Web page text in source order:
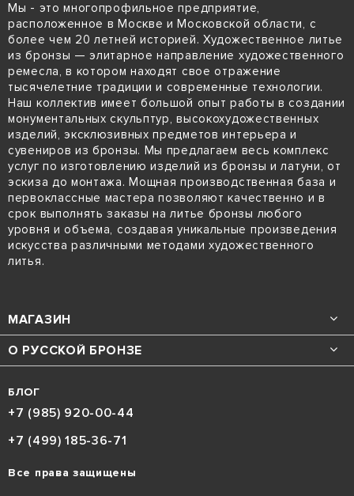
Мы - это многопрофильное предприятие,
расположенное в Москве и Московской области, с
более чем 20 летней историей. Художественное литье
из бронзы — элитарное направление художественного
ремесла, в котором находят свое отражение
тысячелетние традиции и современные технологии.
Наш коллектив имеет большой опыт работы в создании
монументальных скульптур, высокохудожественных
изделий, эксклюзивных предметов интерьера и
сувениров из бронзы. Мы предлагаем весь комплекс
услуг по изготовлению изделий из бронзы и латуни, от
эскиза до монтажа. Мощная производственная база и
первоклассные мастера позволяют качественно и в
срок выполнять заказы на литье бронзы любого
уровня и объема, создавая уникальные произведения
искусства различными методами художественного
литья.
МАГАЗИН
О РУССКОЙ БРОНЗЕ
БЛОГ
+7 (985) 920-00-44
+7 (499) 185-36-71
Все права защищены